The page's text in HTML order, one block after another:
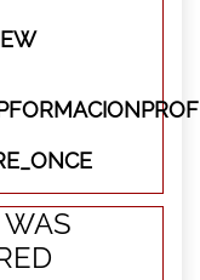
WAS